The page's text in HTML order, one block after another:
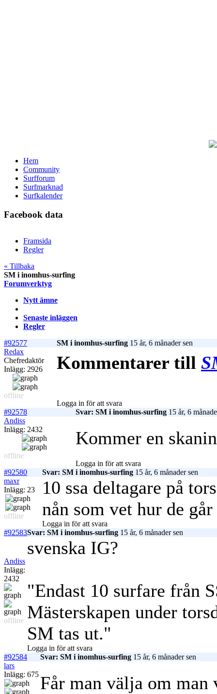
Hem
Community
Surfforum
Surfmarknad
Surfkalender
Facebook data
Framsida
Regler
« Tillbaka
SM i inomhus-surfing
Forumverktyg
Nytt ämne
Senaste inläggen
Regler
#92577
SM i inomhus-surfing 15 år, 6 månader sen
Redax
Chefredaktör
Inlägg: 2926
offline
Kommentarer till
Logga in för att svara
#92578
Svar: SM i inomhus-surfing 15 år, 6
Andiss
Inlägg: 2432
offline
Kommer en
Logga in för att svara
#92580
Svar: SM i inomhus-surfing 15 år, 6 månader sen
maxr
Inlägg: 23
offline
10 ssa deltagare på
nån som vet hur de
Logga in för att svara
#92583Svar: SM i inomhus-surfing 15 år, 6 månader sen
Andiss
Inlägg:
2432
offline
svenska IG?
"Endast 10 surfare från
Mästerskapen under
SM tas ut."
Logga in för att svara
#92584
Svar: SM i inomhus-surfing 15 år, 6 månader sen
lars
Inlägg: 675 Får man välja om